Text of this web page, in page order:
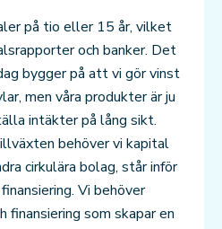
på tio eller 15 år, vilket
och banker. Det
bygger på att vi gör vinst
men våra produkter är ju
intäkter på lång sikt.
behöver vi kapital
cirkulära bolag, står inför
Vi behöver
finansiering som skapar en